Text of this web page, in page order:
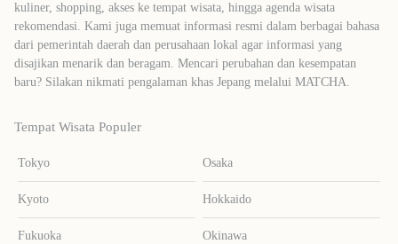
kuliner, shopping, akses ke tempat wisata, hingga agenda wisata
rekomendasi. Kami juga memuat informasi resmi dalam berbagai bahasa
dari pemerintah daerah dan perusahaan lokal agar informasi yang
disajikan menarik dan beragam. Mencari perubahan dan kesempatan
baru? Silakan nikmati pengalaman khas Jepang melalui MATCHA.
Tempat Wisata Populer
Tokyo Osaka
Kyoto Hokkaido
Fukuoka Okinawa